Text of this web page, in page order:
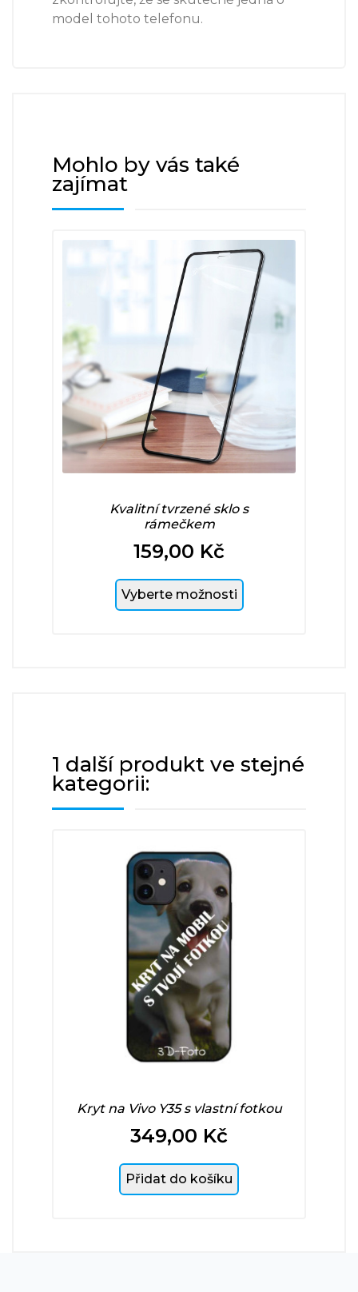
model tohoto telefonu.
Mohlo by vás také
zajímat
Kvalitní tvrzené sklo s
rámečkem
Cena
159,00 Kč
Vyberte možnosti
1 další produkt ve stejné
kategorii:
Kryt na Vivo Y35 s vlastní fotkou
Cena
349,00 Kč
Přidat do košíku